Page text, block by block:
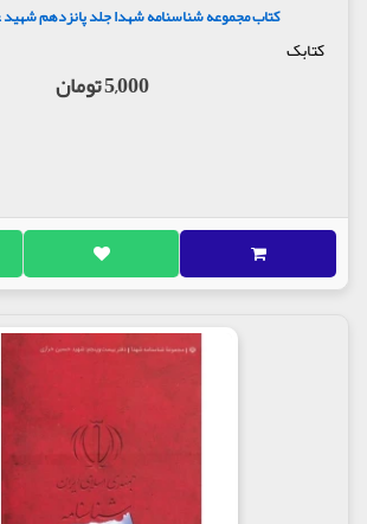
کتاب مجموعه شناسنامه شهدا جلد پانزدهم شهید
کتابک
5,000 تومان